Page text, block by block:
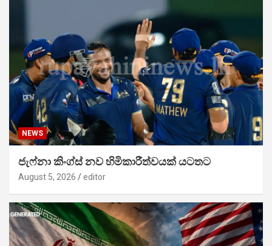
NEWS
ජැෆ්නා කිංග්ස් නව හිමිකාරීත්වයක් යටතට
August 5, 2026 editor